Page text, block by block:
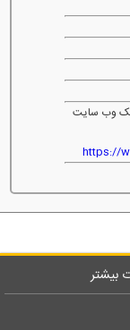
وب سایت
https://
بیشتر